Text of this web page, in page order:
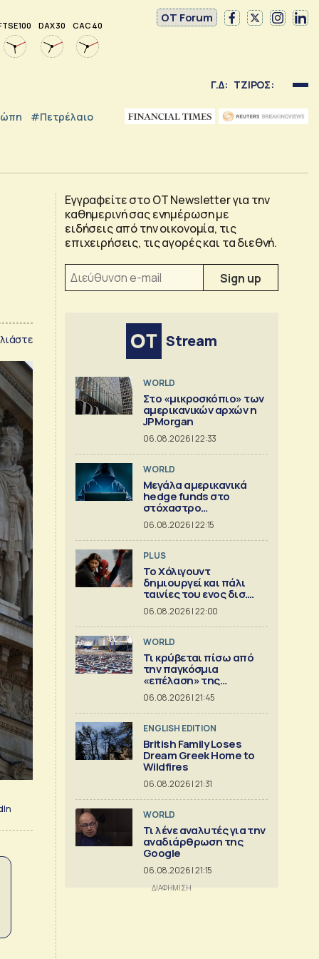
100 DAX 30 CAC 40
OT Forum
Γ.Δ: ΤΖΙΡΟΣ:
#Πετρέλαιο
Εγγραφείτε στο OT Newsletter για την
καθημερινή σας ενημέρωση με
ειδήσεις από την οικονομία, τις
επιχειρήσεις, τις αγορές και τα διεθνή.
Stream
WORLD
Στο «μικροσκόπιο» των
αμερικανικών αρχών η
JPMorgan
06.08.2026 | 22:33
WORLD
Μεγάλα αμερικανικά
hedge funds στο
στόχαστρο
κυβερνοεπιθέσεων
06.08.2026 | 22:15
PLUS
Το Χόλιγουντ
δημιουργεί και πάλι
ταινίες του ενος δισ.
δολ.
06.08.2026 | 22:00
WORLD
Τι κρύβεται πίσω από
την παγκόσμια
«επέλαση» της
κινεζικής
αυτοκινητοβιομηχανίας
06.08.2026 | 21:45
ENGLISH EDITION
British Family Loses
Dream Greek Home to
Wildfires
06.08.2026 | 21:31
WORLD
Τι λένε αναλυτές για την
αναδιάρθρωση της
Google
06.08.2026 | 21:15